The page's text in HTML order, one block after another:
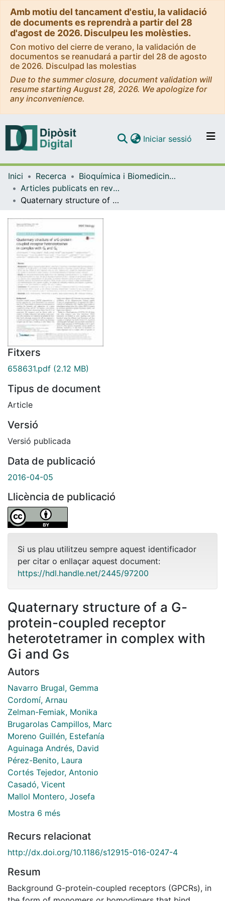
Amb motiu del tancament d'estiu, la validació
de documents es reprendrà a partir del 28
d'agost de 2026. Disculpeu les molèsties.
Con motivo del cierre de verano, la validación de
documentos se reanudará a partir del 28 de agosto
de 2026. Disculpad las molestias
Due to the summer closure, document validation will
resume starting August 28, 2026. We apologize for
any inconvenience.
Navega per tot el DD
Com publicar
Iniciar sessió (current)
Inici Recerca
Bioquímica i Biomedicina Molecular
Articles publicats en revistes (Bioquímica i Biomedicina Molecular)
Quaternary structure of a G-protein-coupled receptor heterotetramer in complex with Gi and Gs
Fitxers
658631.pdf (2.12 MB)
Tipus de document
Article
Versió
Versió publicada
Data de publicació
2016-04-05
Llicència de publicació
Si us plau utilitzeu sempre aquest identificador
per citar o enllaçar aquest document:
https://hdl.handle.net/2445/97200
Quaternary structure of a G-
protein-coupled receptor
heterotetramer in complex with
Gi and Gs
Autors
Navarro Brugal, Gemma
Cordomí, Arnau
Zelman-Femiak, Monika
Brugarolas Campillos, Marc
Moreno Guillén, Estefanía
Aguinaga Andrés, David
Pérez-Benito, Laura
Cortés Tejedor, Antonio
Casadó, Vicent
Mallol Montero, Josefa
Mostra 6 més
Recurs relacionat
http://dx.doi.org/10.1186/s12915-016-0247-4
Resum
Background G-protein-coupled receptors (GPCRs), in